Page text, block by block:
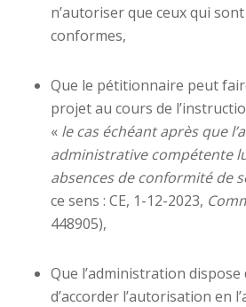
n’autoriser que ceux qui
conformes,
Que le pétitionnaire peut
projet au cours de
« le cas échéant après que
administrative compétente
absences de conformité de
ce sens : CE, 1-12-2023,
448905),
Que l’administration dispose
d’accorder l’autorisation en